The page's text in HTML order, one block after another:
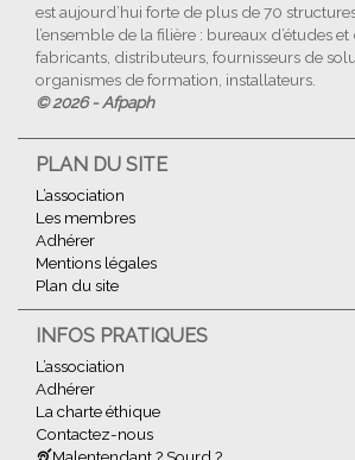
est aujourd’hui forte de plus de 70
l’ensemble de la filière : bureaux d’études et
fabricants, distributeurs, fournisseurs de
organismes de formation, installateurs.
© 2026 - Afpaph
PLAN DU SITE
L’association
Les membres
Adhérer
Mentions légales
Plan du site
INFOS PRATIQUES
L’association
Adhérer
La charte éthique
Contactez-nous
Malentendant ? Sourd ?